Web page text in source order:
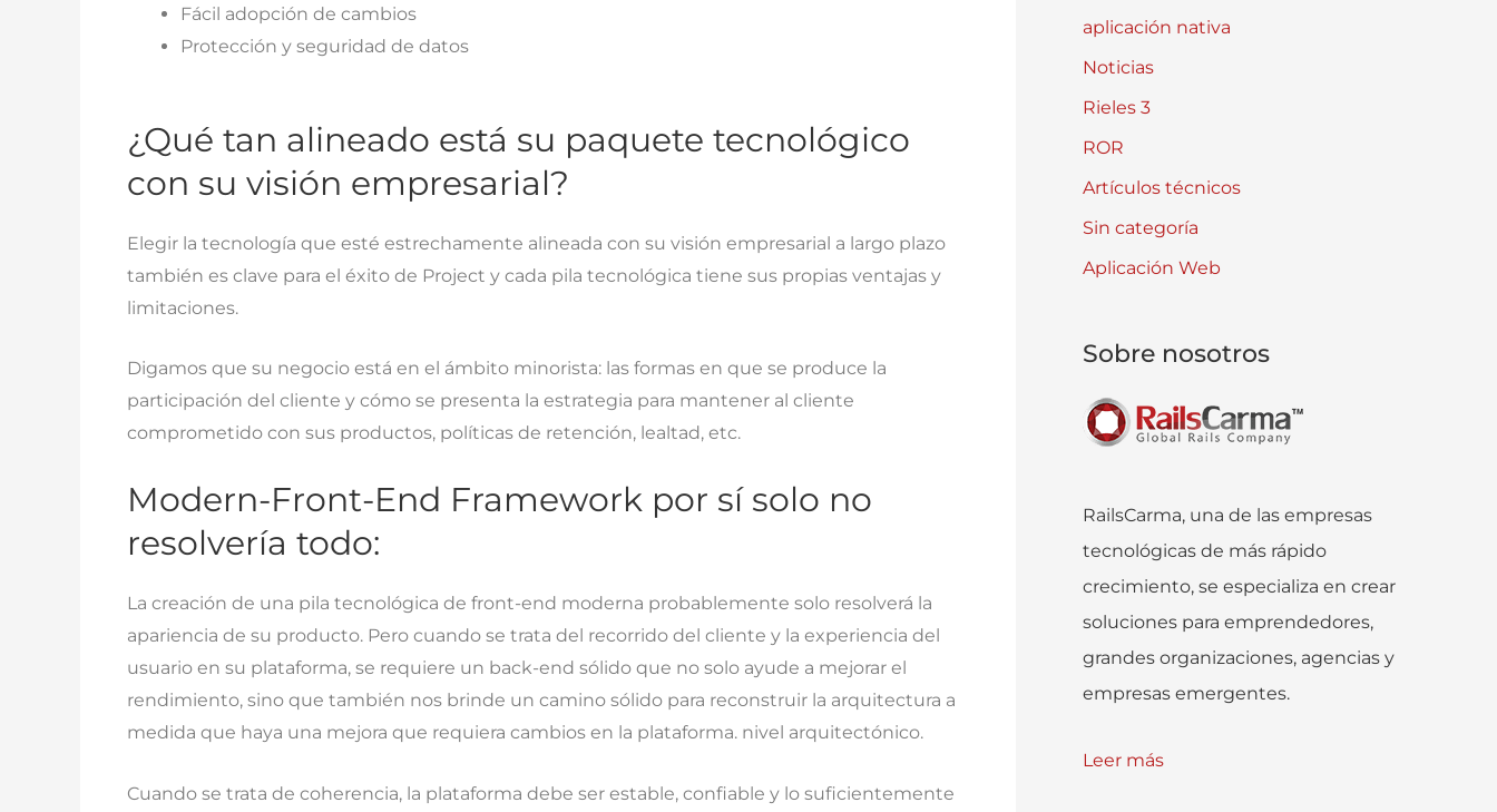
Fácil adopción de cambios
Protección y seguridad de datos
¿Qué tan alineado está su paquete tecnológico
con su visión empresarial?
Elegir la tecnología que esté estrechamente alineada con su visión empresarial a largo plazo
también es clave para el éxito de Project y cada pila tecnológica tiene sus propias ventajas y
limitaciones.
Digamos que su negocio está en el ámbito minorista: las formas en que se produce la
participación del cliente y cómo se presenta la estrategia para mantener al cliente
comprometido con sus productos, políticas de retención, lealtad, etc.
Modern-Front-End Framework por sí solo no
resolvería todo:
La creación de una pila tecnológica de front-end moderna probablemente solo resolverá la
apariencia de su producto. Pero cuando se trata del recorrido del cliente y la experiencia del
usuario en su plataforma, se requiere un back-end sólido que no solo ayude a mejorar el
rendimiento, sino que también nos brinde un camino sólido para reconstruir la arquitectura a
medida que haya una mejora que requiera cambios en la plataforma. nivel arquitectónico.
Cuando se trata de coherencia, la plataforma debe ser estable, confiable y lo suficientemente
aplicación nativa
Noticias
Rieles 3
ROR
Artículos técnicos
Sin categoría
Aplicación Web
Sobre nosotros
RailsCarma, una de las empresas
tecnológicas de más rápido
crecimiento, se especializa en crear
soluciones para emprendedores,
grandes organizaciones, agencias y
empresas emergentes.
Leer más